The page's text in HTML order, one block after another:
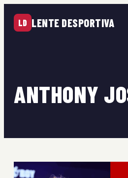
LD LENTE DESPORTIVA
ANTHONY